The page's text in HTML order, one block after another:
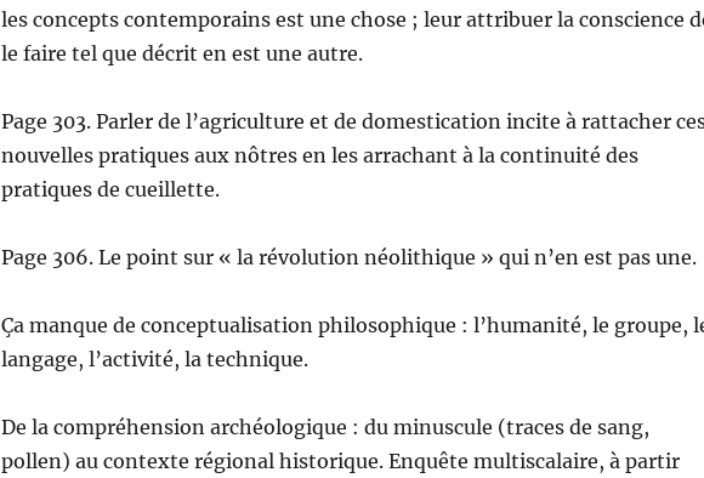
les concepts contemporains est une chose ; leur attribuer la conscience
le faire tel que décrit en est une autre.
Page 303. Parler de l’agriculture et de domestication incite à rattacher
nouvelles pratiques aux nôtres en les arrachant à la continuité des
pratiques de cueillette.
Page 306. Le point sur « la révolution néolithique » qui n’en est pas une.
Ça manque de conceptualisation philosophique : l’humanité, le groupe,
langage, l’activité, la technique.
De la compréhension archéologique : du minuscule (traces de sang,
pollen) au contexte régional historique. Enquête multiscalaire, à partir